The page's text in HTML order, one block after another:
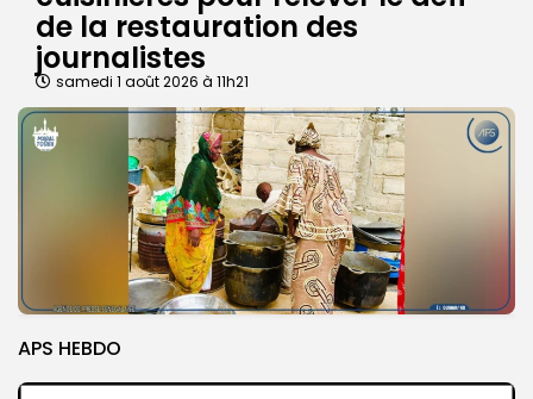
de la restauration des
journalistes
samedi 1 août 2026 à 11h21
APS HEBDO